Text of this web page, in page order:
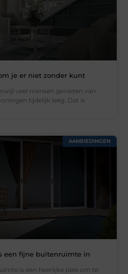
je er niet zonder kunt
veel mensen genieten van
tijdelijk leeg. Dat is
AANBIEDINGEN
een fijne buitenruimte in
is een heerlijke plek om te